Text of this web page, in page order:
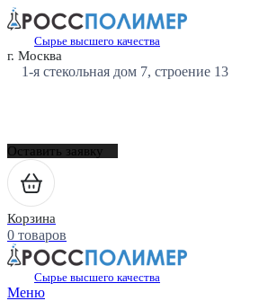
Сырье высшего качества
г. Москва
1-я стекольная дом 7, строение 13
Оставить заявку
Корзина
0 товаров
Сырье высшего качества
Меню